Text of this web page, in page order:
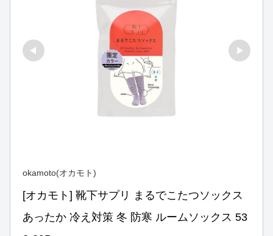
okamoto(オカモト)
[オカモト] 靴下サプリ まるでこたつソックス
あったか 冷え対策 冬 防寒 ルームソックス 53